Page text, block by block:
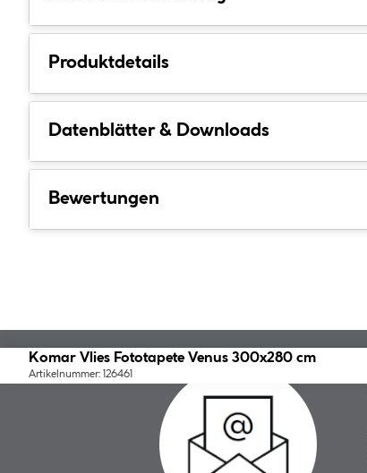
Produktdetails
Datenblätter & Downloads
Bewertungen
Komar Vlies Fototapete Venus 300x280 cm
Artikelnummer: 126461